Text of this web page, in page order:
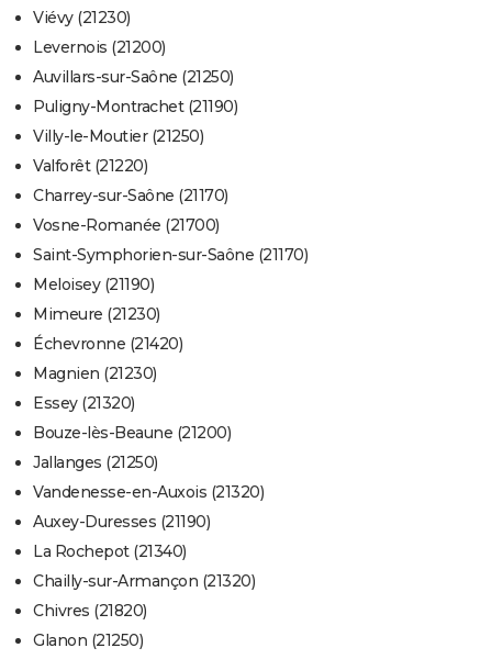
Viévy (21230)
Levernois (21200)
Auvillars-sur-Saône (21250)
Puligny-Montrachet (21190)
Villy-le-Moutier (21250)
Valforêt (21220)
Charrey-sur-Saône (21170)
Vosne-Romanée (21700)
Saint-Symphorien-sur-Saône (21170)
Meloisey (21190)
Mimeure (21230)
Échevronne (21420)
Magnien (21230)
Essey (21320)
Bouze-lès-Beaune (21200)
Jallanges (21250)
Vandenesse-en-Auxois (21320)
Auxey-Duresses (21190)
La Rochepot (21340)
Chailly-sur-Armançon (21320)
Chivres (21820)
Glanon (21250)